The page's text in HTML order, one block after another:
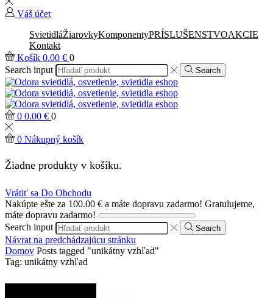
Váš účet
SvietidláŽiarovkyKomponentyPRÍSLUŠENSTVOAKCIE
Kontakt
Košík 0.00 € 0
Search input
Search
0 0.00 € 0
0 Nákupný košík
Žiadne produkty v košíku.
Vrátiť sa Do Obchodu
Nakúpte ešte za 100.00 € a máte dopravu zadarmo! Gratulujeme,
máte dopravu zadarmo!
Search input
Search
Návrat na predchádzajúcu stránku
Domov Posts tagged "unikátny vzhľad"
Tag: unikátny vzhľad